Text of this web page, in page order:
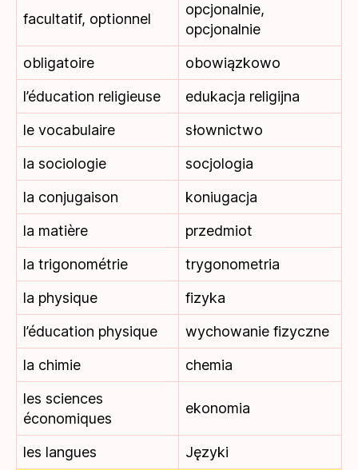
facultatif, optionnel
opcjonalnie,
opcjonalnie
obligatoire
obowiązkowo
l’éducation religieuse
edukacja religijna
le vocabulaire
słownictwo
la sociologie
socjologia
la conjugaison
koniugacja
la matière
przedmiot
la trigonométrie
trygonometria
la physique
fizyka
l’éducation physique
wychowanie fizyczne
la chimie
chemia
les sciences
économiques
ekonomia
les langues Języki